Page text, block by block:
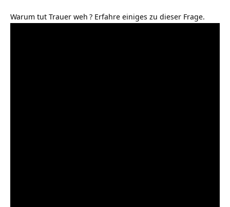
Warum tut Trauer weh ? Erfahre einiges zu dieser Frage.